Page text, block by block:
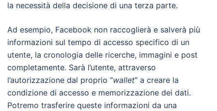
la necessità della decisione di una terza parte.
Ad esempio, Facebook non raccoglierà e salverà più
informazioni sul tempo di accesso specifico di un
utente, la cronologia delle ricerche, immagini e post
completamente. Sarà l’utente, attraverso
l’autorizzazione dal proprio “wallet” a creare la
condizione di accesso e memorizzazione dei dati.
Potremo trasferire queste informazioni da una